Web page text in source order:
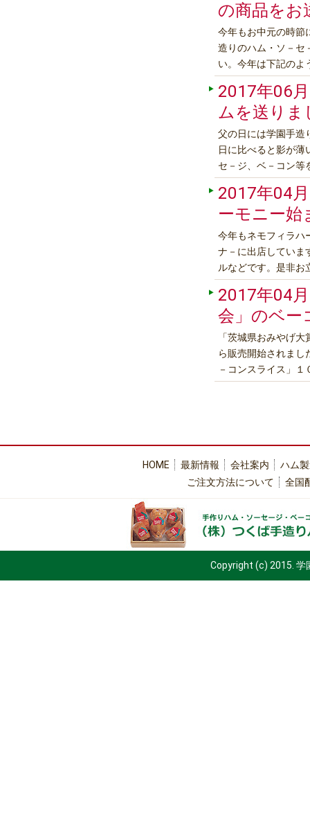
の商品をお
今年もお中元の時節
造りのハム・ソ－セ
い。今年は下記のよ
らもご検討く
(円) ＮＢＡＳスモ
2017年06
ムを送りま
父の日には学園手造
日に比べると影が薄
セ－ジ、ベ－コン等
に単品を選んでの組
2017年04
ーモニー始
今年もネモフィラハ
ナ－に出店していま
ルなどです。是非
絶景 ネモフィラハ
行きたい！世界の絶
2017年04
会」のベー
「茨城県おみやげ
ら販売開始されまし
－コンスライス」
製し増量剤・保存料
HOME 最新情報 会社案内
ハム
ご注文方法について
全国
Copyright (c) 2015. 学